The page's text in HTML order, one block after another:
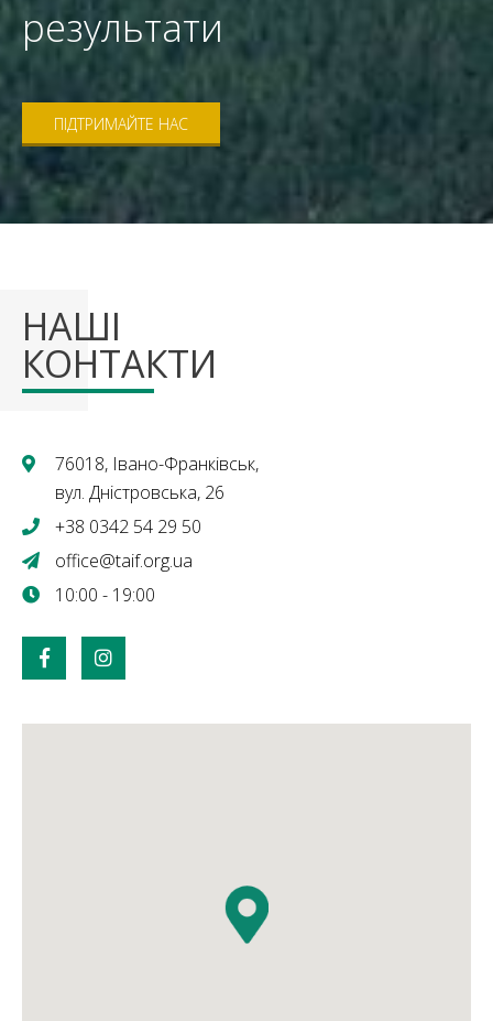
результати
ПІДТРИМАЙТЕ НАС
НАШІ
КОНТАКТИ
76018, Івано-Франківськ,
вул. Дністровська, 26
+38 0342 54 29 50
office@taif.org.ua
10:00 - 19:00